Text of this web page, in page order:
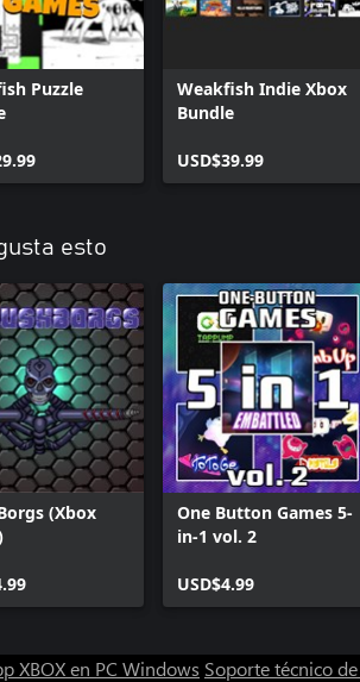
Puzzle
Weakfish Indie Xbox
Bundle
USD$39.99
esto
(Xbox
One Button Games 5-
in-1 vol. 2
USD$4.99
XBOX en PC Windows Soporte técnico de